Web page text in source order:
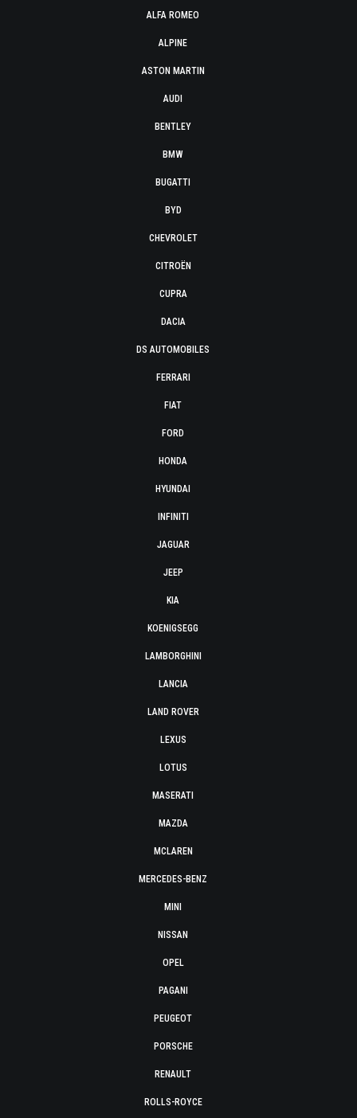
ALFA ROMEO
ALPINE
ASTON MARTIN
AUDI
BENTLEY
BMW
BUGATTI
BYD
CHEVROLET
CITROËN
CUPRA
DACIA
DS AUTOMOBILES
FERRARI
FIAT
FORD
HONDA
HYUNDAI
INFINITI
JAGUAR
JEEP
KIA
KOENIGSEGG
LAMBORGHINI
LANCIA
LAND ROVER
LEXUS
LOTUS
MASERATI
MAZDA
MCLAREN
MERCEDES-BENZ
MINI
NISSAN
OPEL
PAGANI
PEUGEOT
PORSCHE
RENAULT
ROLLS-ROYCE